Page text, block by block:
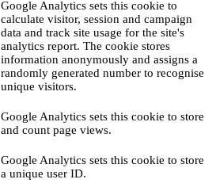
Google Analytics sets this cookie to
calculate visitor, session and campaign
data and track site usage for the site's
analytics report. The cookie stores
information anonymously and assigns a
randomly generated number to recognise
unique visitors.
Google Analytics sets this cookie to store
and count page views.
Google Analytics sets this cookie to store
a unique user ID.